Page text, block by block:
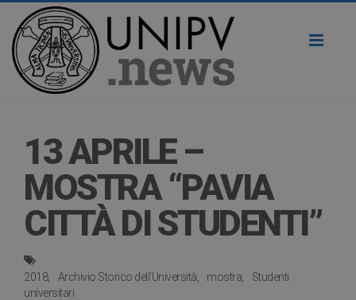
13 APRILE –
MOSTRA “PAVIA
CITTÀ DI STUDENTI”
2018 Archivio Storico dell'Università mostra
Studenti
universitari